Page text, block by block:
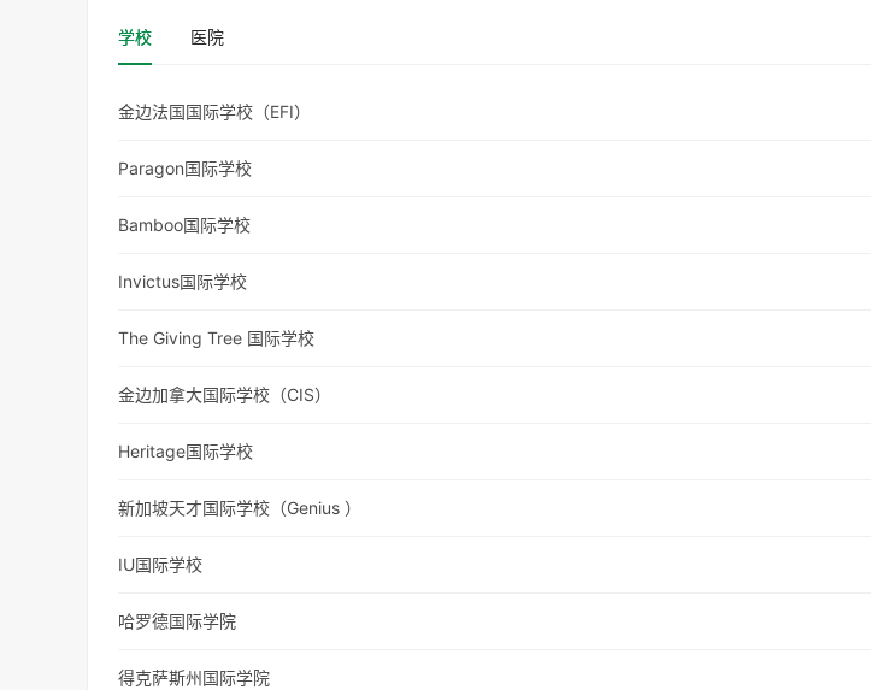
学校 医院
金边法国国际学校（EFI）
Paragon国际学校
Bamboo国际学校
Invictus国际学校
The Giving Tree 国际学校
金边加拿大国际学校（CIS）
Heritage国际学校
新加坡天才国际学校（Genius ）
IU国际学校
哈罗德国际学院
得克萨斯州国际学院